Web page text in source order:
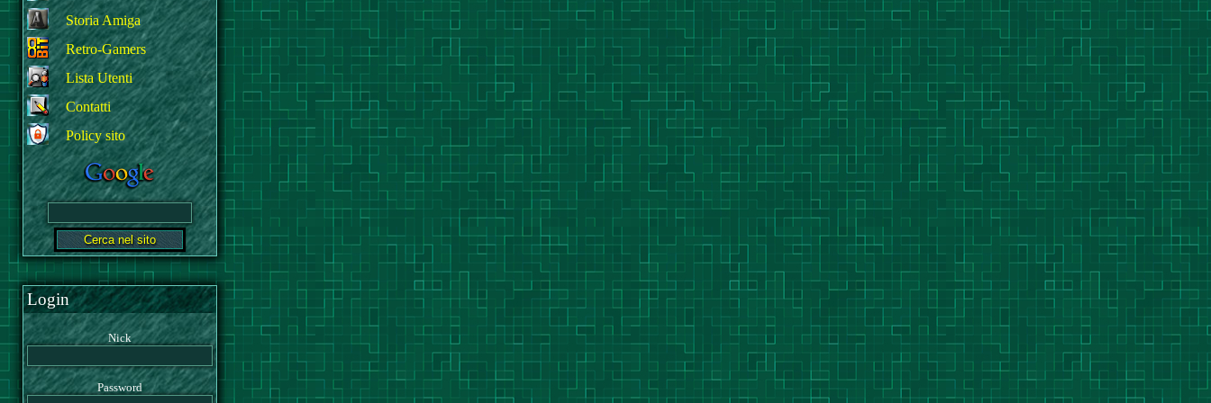
Storia Amiga
Retro-Gamers
Lista Utenti
Contatti
Policy sito
Login
Nick
Password